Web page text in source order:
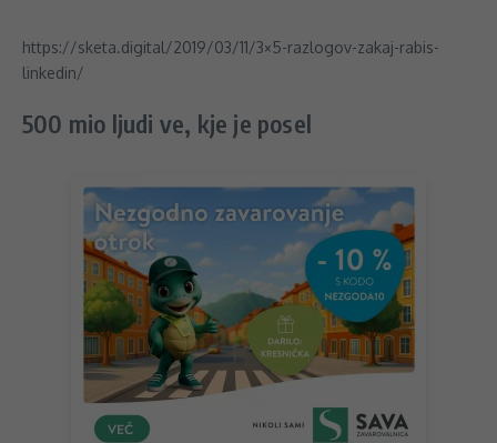
https://sketa.digital/2019/03/11/3×5-razlogov-zakaj-rabis-
linkedin/
500 mio ljudi ve, kje je posel